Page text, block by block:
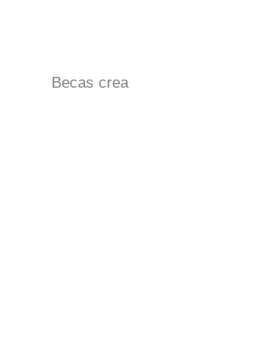
Becas crea